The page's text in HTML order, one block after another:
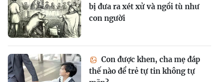
bị đưa ra xét xử và ngồi tù như
con người
Con được khen, cha mẹ đáp
thế nào để trẻ tự tin không tự